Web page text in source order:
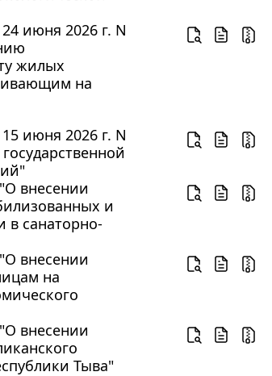
июня 2026 г. N
жилых
на
июня 2026 г. N
внесении
и
в санаторно-
внесении
на
внесении
Тыва"